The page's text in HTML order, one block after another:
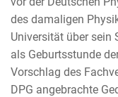
des damaligen
Universität über sein
als Geburtsstunde
Vorschlag des
DPG angebrachte